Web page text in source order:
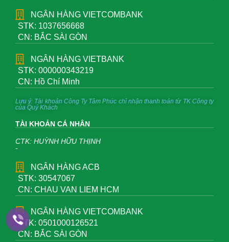
NGÂN HÀNG VIETCOMBANK
STK: 1037656668
CN: BẮC SÀI GÒN
NGÂN HÀNG VIETBANK
STK: 000000343219
CN: Hồ Chí Minh
Lưu ý: Tài khoản Công Ty Tâm Phúc chỉ nhận thanh toán từ TK Công ty
của Quý Khách
TÀI KHOẢN CÁ NHÂN
CTK: HUỲNH HỮU THỊNH
-
NGÂN HÀNG ACB
STK: 30547067
CN: CHAU VAN LIEM HCM
NGÂN HÀNG VIETCOMBANK
STK: 0501000126521
CN: BẮC SÀI GÒN